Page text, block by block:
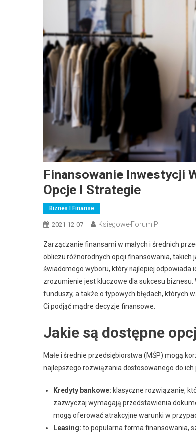
Finansowanie Inwestycji
Opcje I Strategie
Biznes I Finanse
2021-12-07 Ksiegowe-Forum.pl
Zarządzanie finansami w małych i średnich
obliczu różnorodnych opcji finansowania,
świadomego wyboru, który najlepiej odpowiada
zrozumienie jest kluczowe dla sukcesu
funduszy, a także o typowych błędach, których
Ci podjąć mądre decyzje finansowe.
Jakie są dostępne
Małe i średnie przedsiębiorstwa (MŚP) mogą
najlepszego rozwiązania dostosowanego do
Kredyty bankowe: klasyczne rozwiązanie,
zazwyczaj wymagają przedstawienia
mogą oferować atrakcyjne warunki w
Leasing: to popularna forma finansowania,